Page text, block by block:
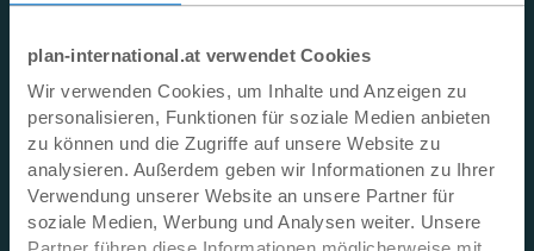
plan-international.at verwendet Cookies
Wir verwenden Cookies, um Inhalte und Anzeigen zu
personalisieren, Funktionen für soziale Medien anbieten
zu können und die Zugriffe auf unsere Website zu
analysieren. Außerdem geben wir Informationen zu Ihrer
Verwendung unserer Website an unsere Partner für
soziale Medien, Werbung und Analysen weiter. Unsere
Datenschutzerklärungsowie unsere
Kinderschutzrichtlinie.
Ihre E-Mail-Adresse
Anmelden